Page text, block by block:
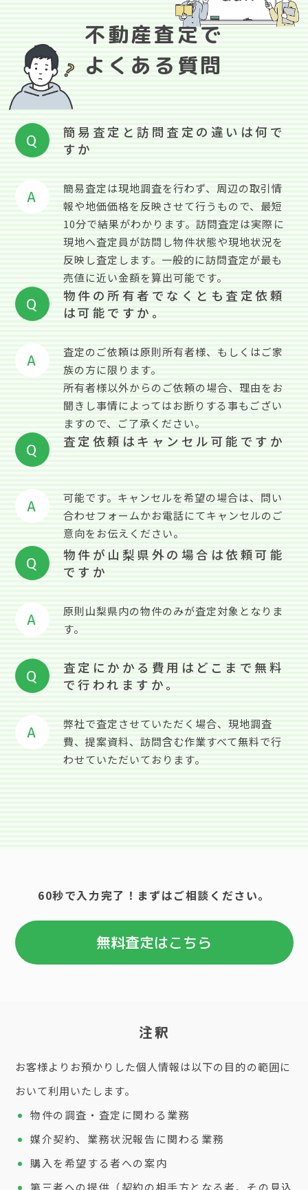
不動産査定で
よくある質問
Q
簡易査定と訪問査定の違いは何で
すか
A
簡易査定は現地調査を行わず、周辺の取引情
報や地価価格を反映させて行うもので、最短
10分で結果がわかります。訪問査定は実際に
現地へ査定員が訪問し物件状態や現地状況を
反映し査定します。一般的に訪問査定が最も
売値に近い金額を算出可能です。
Q
物件の所有者でなくとも査定依頼
は可能ですか。
A
査定のご依頼は原則所有者様、もしくはご家
族の方に限ります。
所有者様以外からのご依頼の場合、理由をお
聞きし事情によってはお断りする事もござい
ますので、ご了承ください。
Q 査定依頼はキャンセル可能ですか
A
可能です。キャンセルを希望の場合は、問い
合わせフォームかお電話にてキャンセルのご
意向をお伝えください。
Q
物件が山梨県外の場合は依頼可能
ですか
A
原則山梨県内の物件のみが査定対象となりま
す。
Q
査定にかかる費用はどこまで無料
で行われますか。
A
弊社で査定させていただく場合、現地調査
費、提案資料、訪問含む作業すべて無料で行
わせていただいております。
60秒で入力完了！まずはご相談ください。
無料査定はこちら
注釈
お客様よりお預かりした個人情報は以下の目的の範囲に
おいて利用いたします。
物件の調査・査定に関わる業務
媒介契約、業務状況報告に関わる業務
購入を希望する者への案内
第三者への提供（契約の相手方となる者、その見込